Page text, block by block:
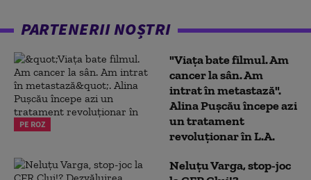
PARTENERII NOȘTRI
PE ROZ
"Viața bate filmul. Am
cancer la sân. Am
intrat în metastază".
Alina Pușcău începe azi
un tratament
revoluționar în L.A.
Neluțu Varga, stop-joc